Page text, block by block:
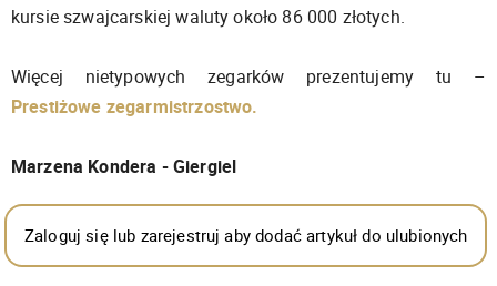
kursie szwajcarskiej waluty około 86 000 złotych.
Więcej nietypowych zegarków prezentujemy tu –
Prestiżowe zegarmistrzostwo.
Marzena Kondera - Giergiel
Zaloguj się lub zarejestruj aby dodać artykuł do ulubionych